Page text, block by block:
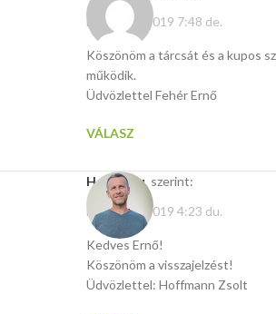
március 7, 2019 7:48 de.
Köszönöm a tárcsát és a kupos
működik.
Üdvözlettel Fehér Ernő
VÁLASZ
Hasito.hu szerint:
március 7, 2019 4:23 du.
Kedves Ernő!
Köszönöm a visszajelzést!
Üdvözlettel: Hoffmann Zsolt